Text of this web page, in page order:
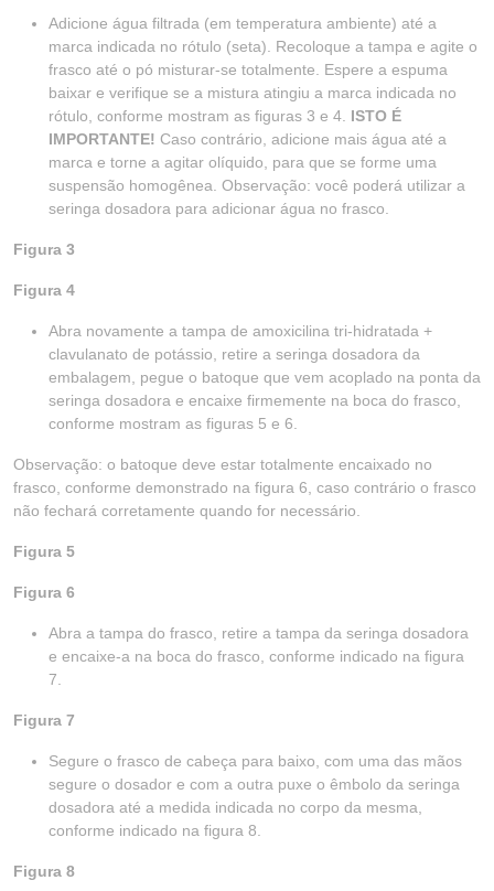
Adicione água filtrada (em temperatura ambiente) até a
marca indicada no rótulo (seta). Recoloque a tampa e agite o
frasco até o pó misturar-se totalmente. Espere a espuma
baixar e verifique se a mistura atingiu a marca indicada no
rótulo, conforme mostram as figuras 3 e 4. ISTO É
IMPORTANTE! Caso contrário, adicione mais água até a
marca e torne a agitar olíquido, para que se forme uma
suspensão homogênea. Observação: você poderá utilizar a
seringa dosadora para adicionar água no frasco.
Figura 3
Figura 4
Abra novamente a tampa de amoxicilina tri-hidratada +
clavulanato de potássio, retire a seringa dosadora da
embalagem, pegue o batoque que vem acoplado na ponta da
seringa dosadora e encaixe firmemente na boca do frasco,
conforme mostram as figuras 5 e 6.
Observação: o batoque deve estar totalmente encaixado no
frasco, conforme demonstrado na figura 6, caso contrário o frasco
não fechará corretamente quando for necessário.
Figura 5
Figura 6
Abra a tampa do frasco, retire a tampa da seringa dosadora
e encaixe-a na boca do frasco, conforme indicado na figura
7.
Figura 7
Segure o frasco de cabeça para baixo, com uma das mãos
segure o dosador e com a outra puxe o êmbolo da seringa
dosadora até a medida indicada no corpo da mesma,
conforme indicado na figura 8.
Figura 8